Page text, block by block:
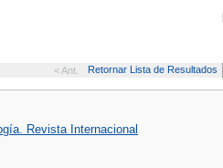
< Ant. Retornar Lista de Resultados
Revista Internacional